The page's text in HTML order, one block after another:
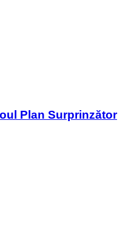
Plan Surprinzător